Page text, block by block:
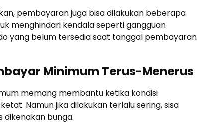
pembayaran juga bisa dilakukan beberapa
menghindari kendala seperti gangguan
yang belum tersedia saat tanggal pembayaran
Minimum Terus-Menerus
memang membantu ketika kondisi
Namun jika dilakukan terlalu sering, sisa
dikenakan bunga.